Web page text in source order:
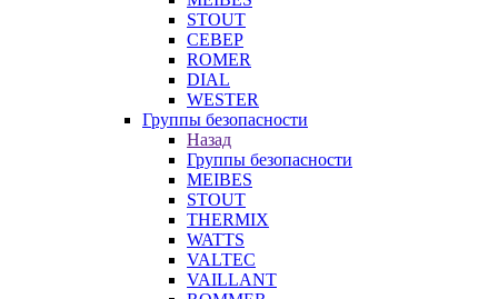
STOUT
СЕВЕР
ROMER
DIAL
WESTER
Группы безопасности
Назад
Группы безопасности
MEIBES
STOUT
THERMIX
WATTS
VALTEC
VAILLANT